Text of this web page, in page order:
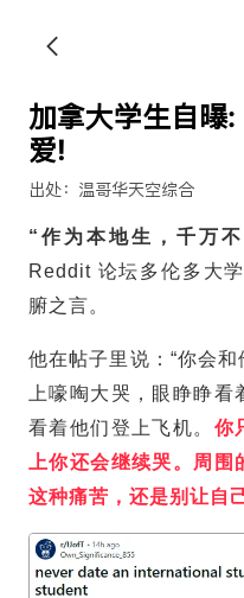
加拿大学生自曝
爱!
出处：温哥华天空综合
“作为本地生，千万
Reddit 论坛多伦多大
腑之言。
他在帖子里说：“你会
上嚎啕大哭，眼睁睁
看着他们登上飞机。 你
上你还会继续哭。周
这种痛苦，还是别让自